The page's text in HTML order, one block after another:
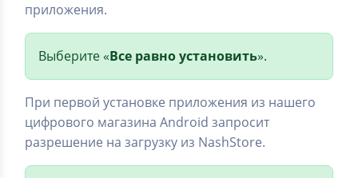
приложения.
Выберите «Все равно установить».
При первой установке приложения из нашего
цифрового магазина Android запросит
разрешение на загрузку из NashStore.